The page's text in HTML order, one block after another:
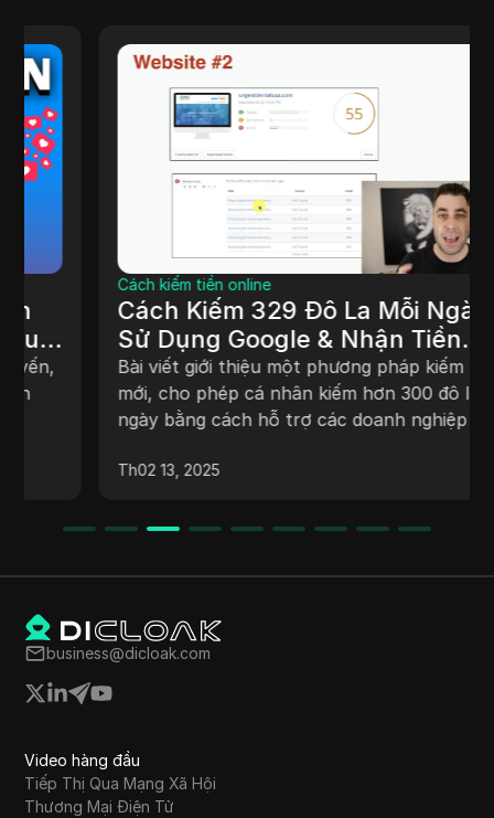
Cách kiếm tiền online
Cách Kiếm 329 Đô La Mỗi Ngày
Sử Dụng Google & Nhận Tiền
Miễn Phí (Toàn Cầu & Mới)
Bài viết giới thiệu một phương pháp kiếm tiền
mới, cho phép cá nhân kiếm hơn 300 đô la mỗi
ngày bằng cách hỗ trợ các doanh nghiệp địa
tập trung vào việc xác định và khắc phục các
cung cấp hướng dẫn chi tiết từ việc xác định
cung cấp dịch vụ.
Th02 13, 2025
business@dicloak.com
Video hàng đầu
Tiếp Thị Qua Mạng Xã Hội
Thương Mại Điện Tử